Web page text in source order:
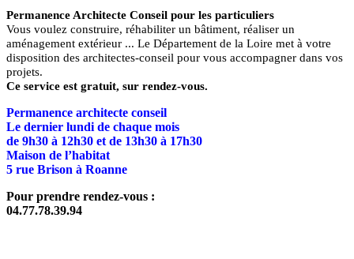
Permanence Architecte Conseil pour les particuliers
Vous voulez construire, réhabiliter un bâtiment, réaliser un
aménagement extérieur ... Le Département de la Loire met à votre
disposition des architectes-conseil pour vous accompagner dans vos
projets.
Ce service est gratuit, sur rendez-vous.
Permanence architecte conseil
Le dernier lundi de chaque mois
de 9h30 à 12h30 et de 13h30 à 17h30
Maison de l’habitat
5 rue Brison à Roanne
Pour prendre rendez-vous :
04.77.78.39.94